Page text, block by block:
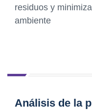
residuos y
ambiente
Análisis de la